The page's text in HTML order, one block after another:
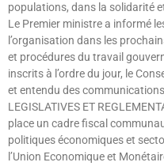
populations, dans la solidarité
Le Premier ministre a informé
l’organisation dans les
et procédures du travail
inscrits à l’ordre du jour, le
et entendu des
LEGISLATIVES ET
place un cadre fiscal
politiques économiques et
l’Union Economique et